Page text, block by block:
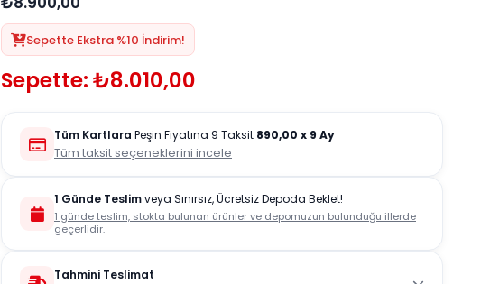
Sepette Ekstra %10 İndirim!
Sepette: ₺8.010,00
Tüm Kartlara Peşin Fiyatına 9 Taksit 890,00 x 9 Ay
Tüm taksit seçeneklerini incele
1 Günde Teslimveya Sınırsız, Ücretsiz Depoda Beklet!
1 günde teslim, stokta bulunan ürünler ve depomuzun bulunduğu illerde
geçerlidir.
Tahmini Teslimat